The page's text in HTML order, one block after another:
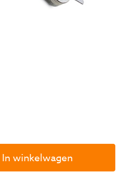
In winkelwagen